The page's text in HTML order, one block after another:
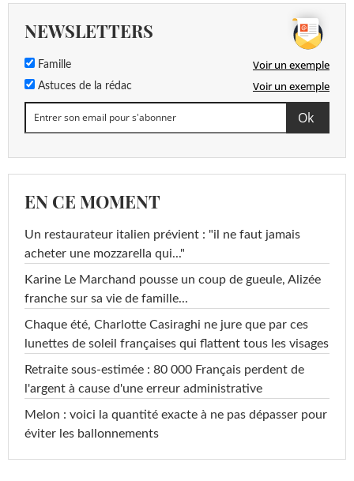
NEWSLETTERS
Famille Voir un exemple
Astuces de la rédac Voir un exemple
EN CE MOMENT
Un restaurateur italien prévient : "il ne faut jamais
acheter une mozzarella qui..."
Karine Le Marchand pousse un coup de gueule, Alizée
franche sur sa vie de famille...
Chaque été, Charlotte Casiraghi ne jure que par ces
lunettes de soleil françaises qui flattent tous les visages
Retraite sous-estimée : 80 000 Français perdent de
l'argent à cause d'une erreur administrative
Melon : voici la quantité exacte à ne pas dépasser pour
éviter les ballonnements